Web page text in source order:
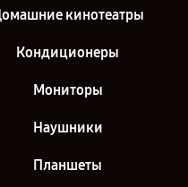
кинотеатры
Кондиционеры
Мониторы
Наушники
Планшеты